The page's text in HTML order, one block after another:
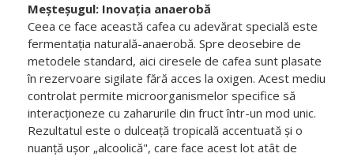
Meșteșugul: Inovația anaerobă
Ceea ce face această cafea cu adevărat specială este
fermentația naturală-anaerobă. Spre deosebire de
metodele standard, aici ciresele de cafea sunt plasate
în rezervoare sigilate fără acces la oxigen. Acest mediu
controlat permite microorganismelor specifice să
interacționeze cu zaharurile din fruct într-un mod unic.
Rezultatul este o dulceață tropicală accentuată și o
nuanță ușor „alcoolică", care face acest lot atât de